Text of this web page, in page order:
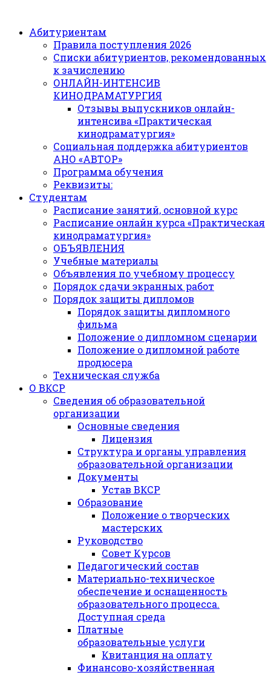
Абитуриентам
Правила поступления 2026
Списки абитуриентов, рекомендованных
к зачислению
ОНЛАЙН-ИНТЕНСИВ
КИНОДРАМАТУРГИЯ
Отзывы выпускников онлайн-
интенсива «Практическая
кинодраматургия»
Социальная поддержка абитуриентов
АНО «АВТОР»
Программа обучения
Реквизиты:
Студентам
Расписание занятий, основной курс
Расписание онлайн курса «Практическая
кинодраматургия»
ОБЪЯВЛЕНИЯ
Учебные материалы
Объявления по учебному процессу
Порядок сдачи экранных работ
Порядок защиты дипломов
Порядок защиты дипломного
фильма
Положение о дипломном сценарии
Положение о дипломной работе
продюсера
Техническая служба
О ВКСР
Сведения об образовательной
организации
Основные сведения
Лицензия
Структура и органы управления
образовательной организации
Документы
Устав ВКСР
Образование
Положение о творческих
мастерских
Руководство
Совет Курсов
Педагогический состав
Материально-техническое
обеспечение и оснащенность
образовательного процесса.
Доступная среда
Платные
образовательные услуги
Квитанция на оплату
Финансово-хозяйственная